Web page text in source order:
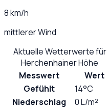
8 km/h
mittlerer Wind
Aktuelle Wetterwerte für
Herchenhainer Höhe
Messwert
Wert
Gefühlt
14°C
Niederschlag
0 L/m²